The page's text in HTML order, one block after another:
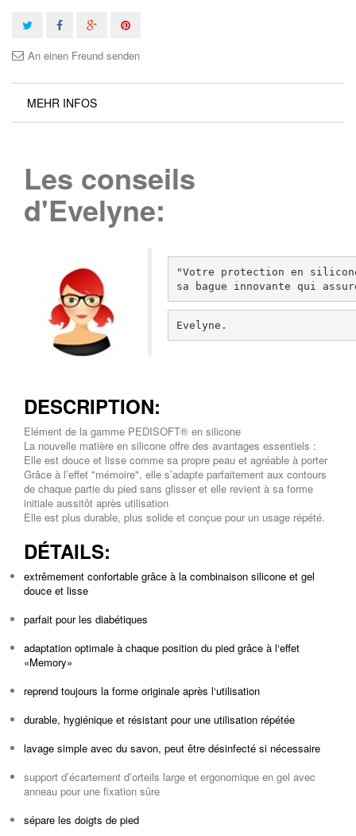
An einen Freund senden
MEHR INFOS
Les conseils
d'Evelyne:
"Votre protection en
sa bague innovante qui
Evelyne.
DESCRIPTION:
Elément de la gamme PEDISOFT® en silicone
La nouvelle matière en silicone offre des avantages essentiels :
Elle est douce et lisse comme sa propre peau et agréable à porter
Grâce à l’effet "mémoire", elle s’adapte parfaitement aux contours
de chaque partie du pied sans glisser et elle revient à sa forme
initiale aussitôt après utilisation
Elle est plus durable, plus solide et conçue pour un usage répété.
DÉTAILS:
extrêmement confortable grâce à la combinaison silicone et gel
douce et lisse
parfait pour les diabétiques
adaptation optimale à chaque position du pied grâce à l‘effet
«Memory»
reprend toujours la forme originale après l‘utilisation
durable, hygiénique et résistant pour une utilisation répétée
lavage simple avec du savon, peut être désinfecté si nécessaire
support d’écartement d’orteils large et ergonomique en gel avec
anneau pour une fixation sûre
sépare les doigts de pied